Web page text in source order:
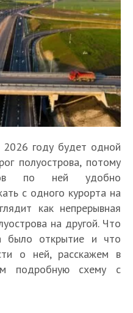
2026 году будет одной
полуострова, потому
по ней удобно
с одного курорта на
как непрерывная
на другой. Что
было открытие и что
о ней, расскажем в
подробную схему с